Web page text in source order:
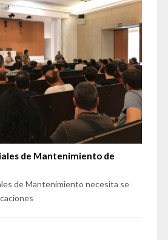
de Mantenimiento de
de Mantenimiento necesita se